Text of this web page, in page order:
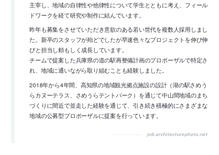
主宰し、地域の自律性や他律性について学生とともに考え、フィール
ドワークを経て研究や制作に結んでいます。
昨年も募集をさせていただき意欲のある若い世代を複数人採用しまし
た。新卒のスタッフが殆どでしたが早速色々なプロジェクトを伸び伸
びと担当し頼もしく成長しています。
チームで提案した兵庫県の道の駅再整備計画のプロポーザルで特定さ
れ、地域に通いながら取り組むことも経験しました。
2018年から4年間、高知県の地域観光拠点施設の設計（湖の駅さめう
らカヌーテラス、さめうらテントパーク）を通じて中山間地域のまち
づくりに間近で並走した経験を通じて、引き続き積極的にさまざまな
地域の公募型プロポーザルに提案を行っています。
job.architecturephoto.net